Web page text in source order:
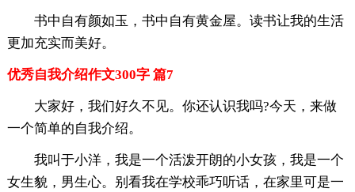
书中自有颜如玉，书中自有黄金屋。读书让我的生活
更加充实而美好。
优秀自我介绍作文300字 篇7
大家好，我们好久不见。你还认识我吗?今天，来做
一个简单的自我介绍。
我叫于小洋，我是一个活泼开朗的小女孩，我是一个
女生貌，男生心。别看我在学校乖巧听话，在家里可是一